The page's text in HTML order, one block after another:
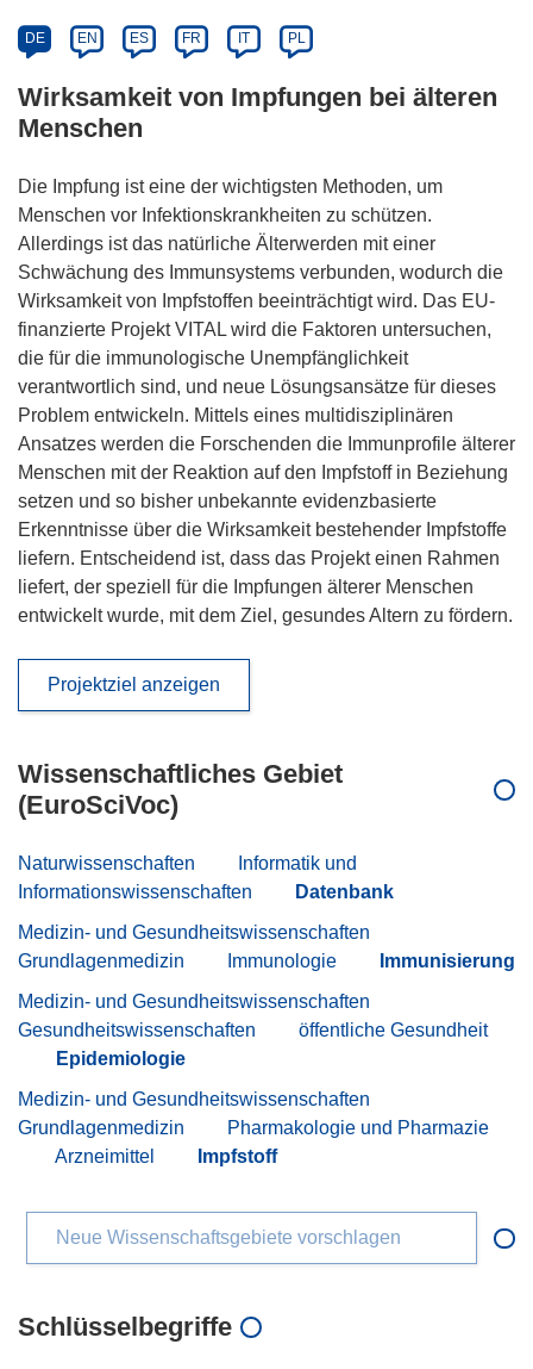
DE EN ES FR IT PL
Wirksamkeit von Impfungen bei älteren
Menschen
Die Impfung ist eine der wichtigsten Methoden, um
Menschen vor Infektionskrankheiten zu schützen.
Allerdings ist das natürliche Älterwerden mit einer
Schwächung des Immunsystems verbunden, wodurch die
Wirksamkeit von Impfstoffen beeinträchtigt wird. Das EU-
finanzierte Projekt VITAL wird die Faktoren untersuchen,
die für die immunologische Unempfänglichkeit
verantwortlich sind, und neue Lösungsansätze für dieses
Problem entwickeln. Mittels eines multidisziplinären
Ansatzes werden die Forschenden die Immunprofile älterer
Menschen mit der Reaktion auf den Impfstoff in Beziehung
setzen und so bisher unbekannte evidenzbasierte
Erkenntnisse über die Wirksamkeit bestehender Impfstoffe
liefern. Entscheidend ist, dass das Projekt einen Rahmen
liefert, der speziell für die Impfungen älterer Menschen
entwickelt wurde, mit dem Ziel, gesundes Altern zu fördern.
Projektziel anzeigen
Wissenschaftliches Gebiet
(EuroSciVoc)
Naturwissenschaften
Informatik und
Informationswissenschaften
Datenbank
Medizin- und Gesundheitswissenschaften
Grundlagenmedizin
Immunologie
Immunisierung
Medizin- und Gesundheitswissenschaften
Gesundheitswissenschaften
öffentliche Gesundheit
Epidemiologie
Medizin- und Gesundheitswissenschaften
Grundlagenmedizin
Pharmakologie und Pharmazie
Arzneimittel
Impfstoff
Neue Wissenschaftsgebiete vorschlagen
Schlüsselbegriffe